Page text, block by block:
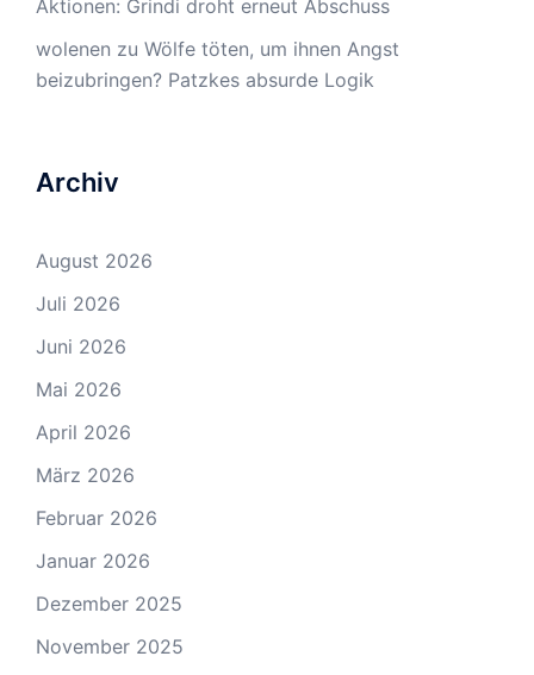
Aktionen: Grindi droht erneut Abschuss
wolenen zu Wölfe töten, um ihnen Angst
beizubringen? Patzkes absurde Logik
Archiv
August 2026
Juli 2026
Juni 2026
Mai 2026
April 2026
März 2026
Februar 2026
Januar 2026
Dezember 2025
November 2025